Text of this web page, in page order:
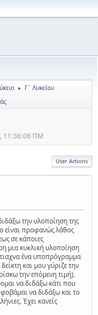
► Γ΄ Λυκείου
11:36:06 ΠΜ
User Actions
την υλοποίηση της
είναι προφανώς λάθος
σε κάποιες
μια κυκλική υλοποίηση
ένα υποπρόγραμμα
και μου γύριζε την
την επόμενη τιμή).
να διδάξω κάτι που
να διδάξω και το
Έχει κανείς